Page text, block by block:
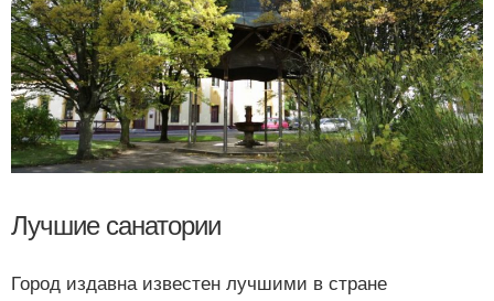
Лучшие санатории
Город издавна известен лучшими в стране